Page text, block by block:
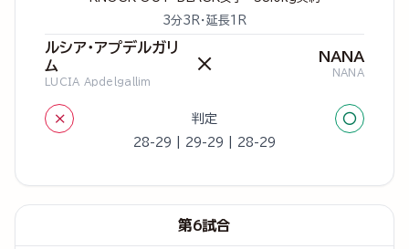
3分3R・延長1R
ルシア・アプデルガリ
ム
LUCIA Apdelgallim
× NANA
NANA
× 判定 ○
28-29 | 29-29 | 28-29
第6試合